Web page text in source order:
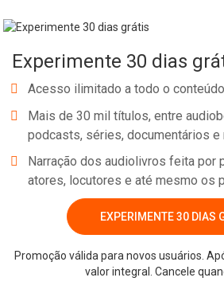
Experimente 30 dias
Acesso ilimitado a todo o
Mais de 30 mil títulos, entre
podcasts, séries, documentários e
Narração dos audiolivros feita por
atores, locutores e até mesmo os
EXPERIMENTE 30 DIAS
Promoção válida para novos usuários.
valor integral. Cancele